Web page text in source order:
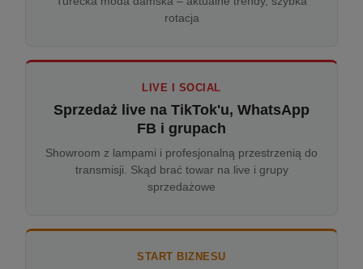
rotacja
LIVE I SOCIAL
Sprzedaż live na TikTok'u, WhatsApp
FB i grupach
Showroom z lampami i profesjonalną przestrzenią do
transmisji. Skąd brać towar na live i grupy
sprzedażowe
START BIZNESU